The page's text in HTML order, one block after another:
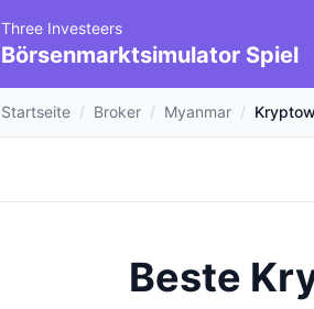
Three Investeers
Börsenmarktsimulator Spiel
Startseite / Broker / Myanmar /
Beste